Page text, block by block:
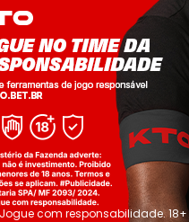
Jogue com responsabilidade. 18+